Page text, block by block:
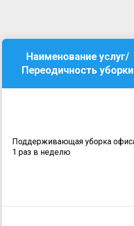
Наименование услуг/
Переодичность уборки
Поддерживающая уборка
1 раз в неделю